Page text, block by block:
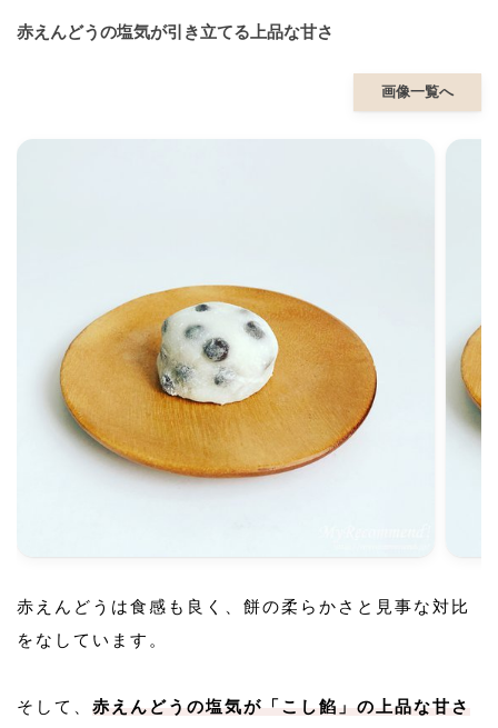
赤えんどうの塩気が引き立てる上品な甘さ
画像一覧へ
赤えんどうは食感も良く、餅の柔らかさと見事な対比
をなしています。
そして、 赤えんどうの塩気が「こし餡」の上品な甘さ